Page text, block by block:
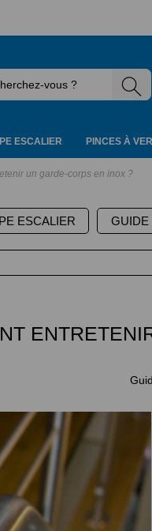
ESCALIER PINCES À
un garde-corps en inox ?
ESCALIER GUIDE